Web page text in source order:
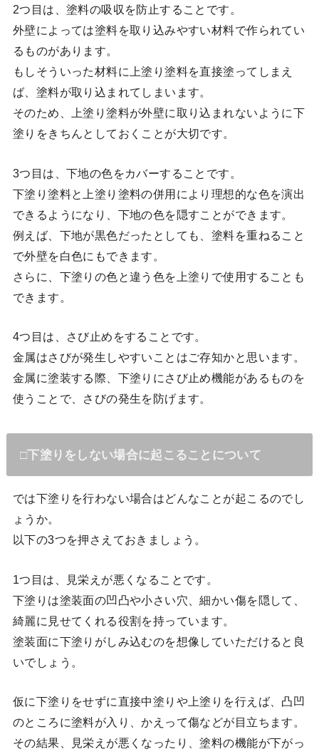
2つ目は、塗料の吸収を防止することです。
外壁によっては塗料を取り込みやすい材料で作られてい
るものがあります。
もしそういった材料に上塗り塗料を直接塗ってしまえ
ば、塗料が取り込まれてしまいます。
そのため、上塗り塗料が外壁に取り込まれないように下
塗りをきちんとしておくことが大切です。
3つ目は、下地の色をカバーすることです。
下塗り塗料と上塗り塗料の併用により理想的な色を演出
できるようになり、下地の色を隠すことができます。
例えば、下地が黒色だったとしても、塗料を重ねること
で外壁を白色にもできます。
さらに、下塗りの色と違う色を上塗りで使用することも
できます。
4つ目は、さび止めをすることです。
金属はさびが発生しやすいことはご存知かと思います。
金属に塗装する際、下塗りにさび止め機能があるものを
使うことで、さびの発生を防げます。
□下塗りをしない場合に起こることについて
では下塗りを行わない場合はどんなことが起こるのでし
ょうか。
以下の3つを押さえておきましょう。
1つ目は、見栄えが悪くなることです。
下塗りは塗装面の凹凸や小さい穴、細かい傷を隠して、
綺麗に見せてくれる役割を持っています。
塗装面に下塗りがしみ込むのを想像していただけると良
いでしょう。
仮に下塗りをせずに直接中塗りや上塗りを行えば、凸凹
のところに塗料が入り、かえって傷などが目立ちます。
その結果、見栄えが悪くなったり、塗料の機能が下がっ